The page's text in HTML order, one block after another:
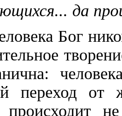
да
Бог
переход от
происходит